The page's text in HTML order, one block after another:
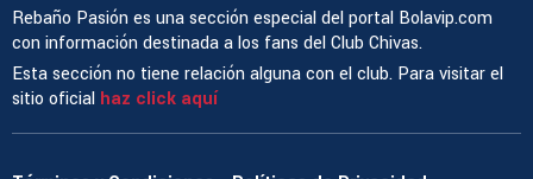
Rebaño Pasión es una sección especial del portal Bolavip.com
con información destinada a los fans del Club Chivas.
Esta sección no tiene relación alguna con el club. Para visitar el
sitio oficial haz click aquí